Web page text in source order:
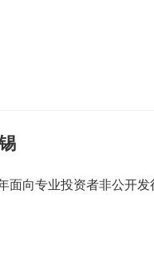
向专业投资者非公开发